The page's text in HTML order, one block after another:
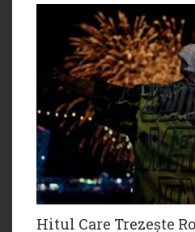
Hitul Care Trezește